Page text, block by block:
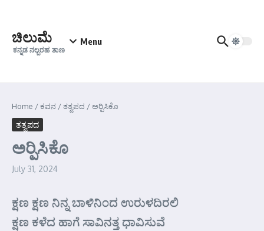
ಚಿಲುಮೆ
ಕನ್ನಡ ನಲ್ಬರಹ ತಾಣ
Menu
Home /ಕವನ /ತತ್ವಪದ /ಅರ್‍ಪಿಸಿಕೊ
ತತ್ವಪದ
ಅರ್‍ಪಿಸಿಕೊ
July 31, 2024
ಕ್ಷಣ ಕ್ಷಣ ನಿನ್ನ ಬಾಳಿನಿಂದ ಉರುಳದಿರಲಿ
ಕ್ಷಣ ಕಳೆದ ಹಾಗೆ ಸಾವಿನತ್ತ ಧಾವಿಸುವೆ